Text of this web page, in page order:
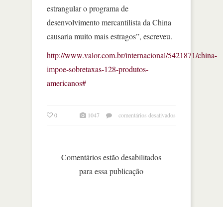
estrangular o programa de
desenvolvimento mercantilista da China
causaria muito mais estragos”, escreveu.
http://www.valor.com.br/internacional/5421871/china-
impoe-sobretaxas-128-produtos-
americanos#
0 1047 comentários desativados
Comentários estão desabilitados
para essa publicação